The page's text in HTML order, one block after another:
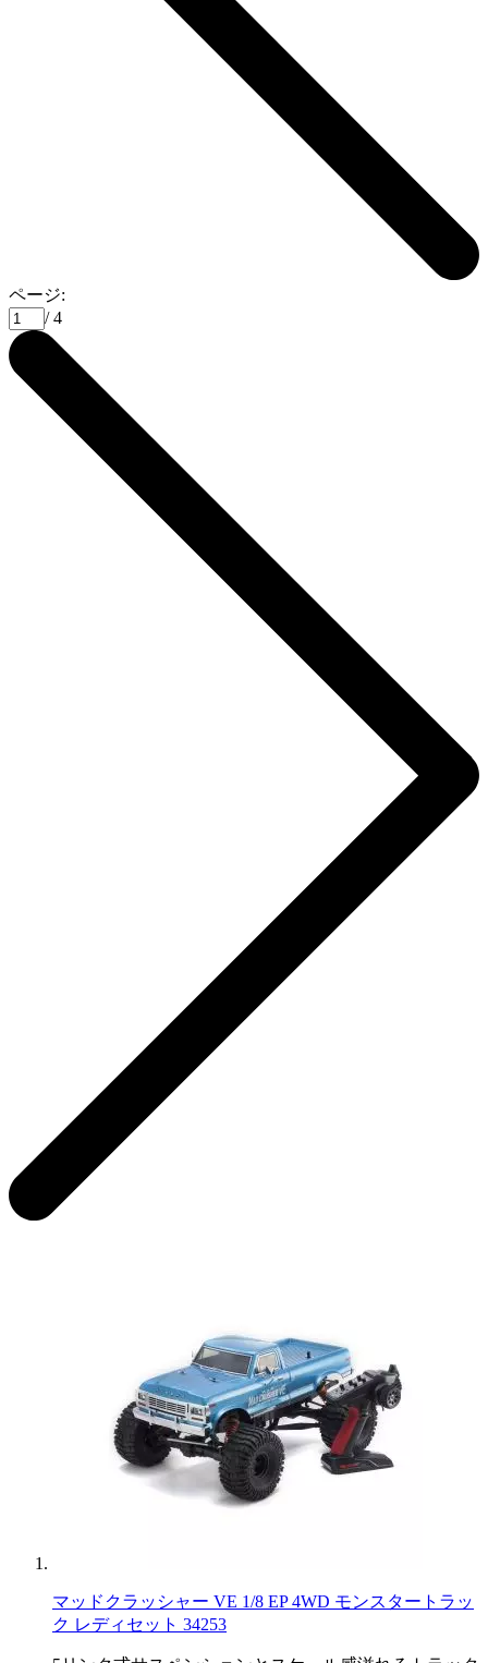
ページ:
/ 4
マッドクラッシャー VE 1/8 EP 4WD モンスタートラッ
ク レディセット 34253